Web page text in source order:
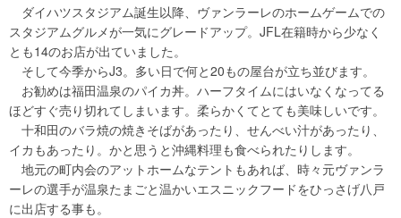
ダイハツスタジアム誕生以降、ヴァンラーレのホームゲームでの
スタジアムグルメが一気にグレードアップ。JFL在籍時から少なく
とも14のお店が出ていました。
そして今季からJ3。多い日で何と20もの屋台が立ち並びます。
お勧めは福田温泉のパイカ丼。ハーフタイムにはいなくなってる
ほどすぐ売り切れてしまいます。柔らかくてとても美味しいです。
十和田のバラ焼の焼きそばがあったり、せんべい汁があったり、
イカもあったり。かと思うと沖縄料理も食べられたりします。
地元の町内会のアットホームなテントもあれば、時々元ヴァンラ
ーレの選手が温泉たまごと温かいエスニックフードをひっさげ八戸
に出店する事も。